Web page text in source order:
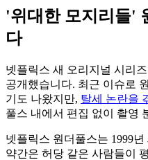
'위대한 모지리들'
다
넷플릭스 새 오리지널 시리
공개했습니다. 최근 이슈로
기도 나왔지만, 탈세 논란을
풀스 내에서 편집 없이 촬영
넷플릭스 원더풀스는 1999
약간은 허당 같은 사람들이